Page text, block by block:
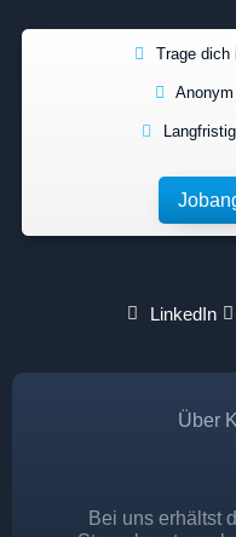
Trage dich
LinkedIn
Über
Bei uns erhältst